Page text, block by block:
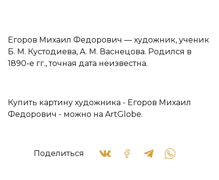
Егоров Михаил Федорович — художник, ученик
Б. М. Кустодиева, А. М. Васнецова. Родился в
1890-е гг., точная дата неизвестна.
Купить картину художника - Егоров Михаил
Федорович - можно на ArtGlobe.
Поделиться